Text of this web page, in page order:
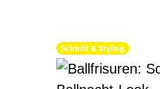
Schnitt & Styling